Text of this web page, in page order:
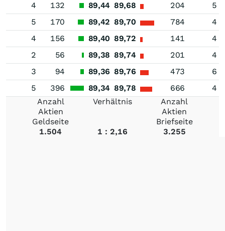
4
132 89,44 89,68 204
5
5
170 89,42 89,70 784
4
4
156 89,40 89,72 141
4
2
56 89,38 89,74 201
4
3
94 89,36 89,76 473
6
5
396 89,34 89,78 666
4
Anzahl
Aktien
Geldseite
Verhältnis
Anzahl
Aktien
Briefseite
1.504
1 : 2,16 3.255